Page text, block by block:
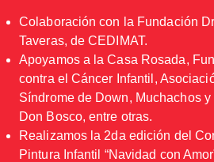
Colaboración con la Fundación
Taveras, de CEDIMAT.
Apoyamos a la Casa Rosada,
contra el Cáncer Infantil,
Síndrome de Down, Muchachos
Don Bosco, entre otras.
Realizamos la 2da edición del
Pintura Infantil “Navidad con